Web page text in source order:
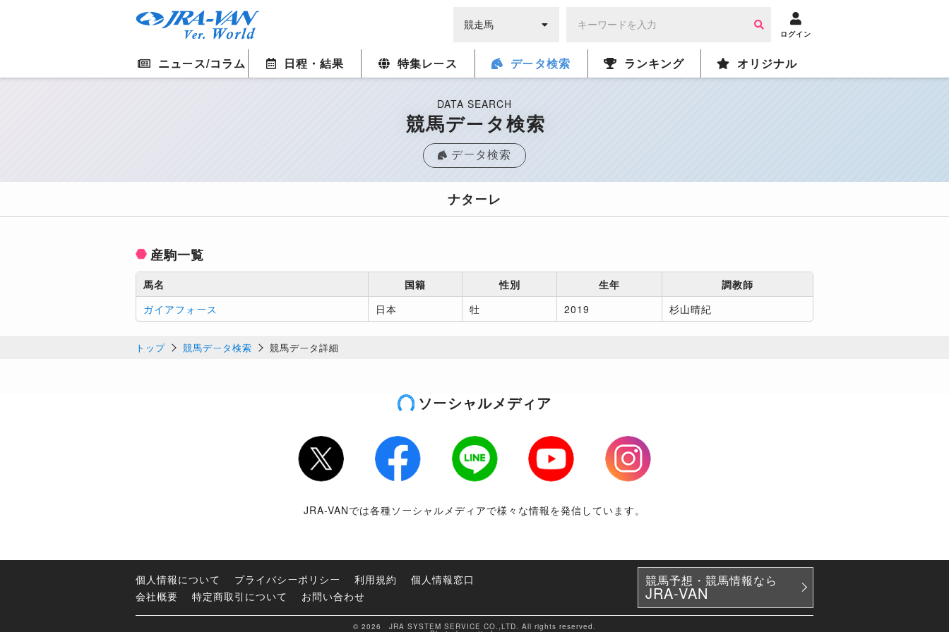
ログイン
ニュース/コラム 日程・結果 特集レース データ検索 ランキング オリジナル
DATA SEARCH
競馬データ検索
データ検索
ナターレ
産駒一覧
馬名 国籍 性別 生年
調教師
ガイアフォース
日本 牡 2019 杉山晴紀
トップ 競馬データ検索 競馬データ詳細
ソーシャルメディア
Twitter LINE Youtube
Instagram
JRA-VANでは各種ソーシャルメディアで様々な情報を発信しています。
個人情報について プライバシーポリシー 利用規約
個人情報窓口
会社概要
特定商取引について お問い合わせ
競馬予想・競馬情報なら
JRA-VAN
© 2026 JRA SYSTEM SERVICE CO.,LTD. All rights reserved.